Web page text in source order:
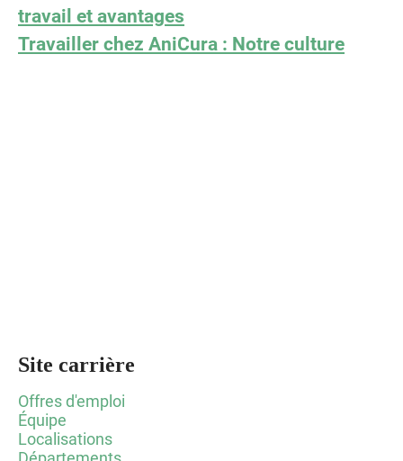
travail et avantages
Travailler chez AniCura : Notre culture
Site carrière
Offres d'emploi
Équipe
Localisations